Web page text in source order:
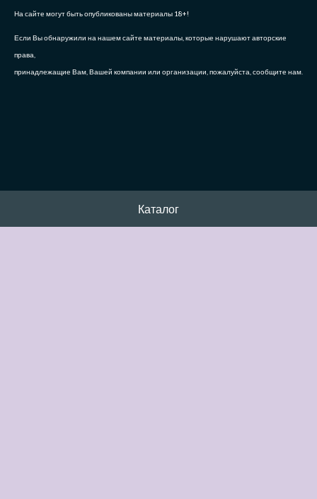
На сайте могут быть опубликованы материалы 18+!
Если Вы обнаружили на нашем сайте материалы, которые нарушают авторские
права,
принадлежащие Вам, Вашей компании или организации, пожалуйста, сообщите нам.
Каталог